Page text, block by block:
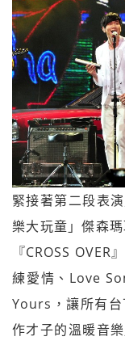
緊接著第二段表
樂大玩童」傑森
『CROSS
練愛情、Love
Yours，讓所有台
作才子的溫暖音